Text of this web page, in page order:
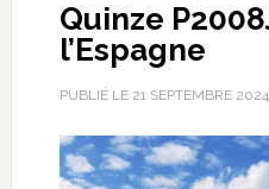
Quinze
l’Espagne
PUBLIÉ LE 21 SEPTEMBRE 2024